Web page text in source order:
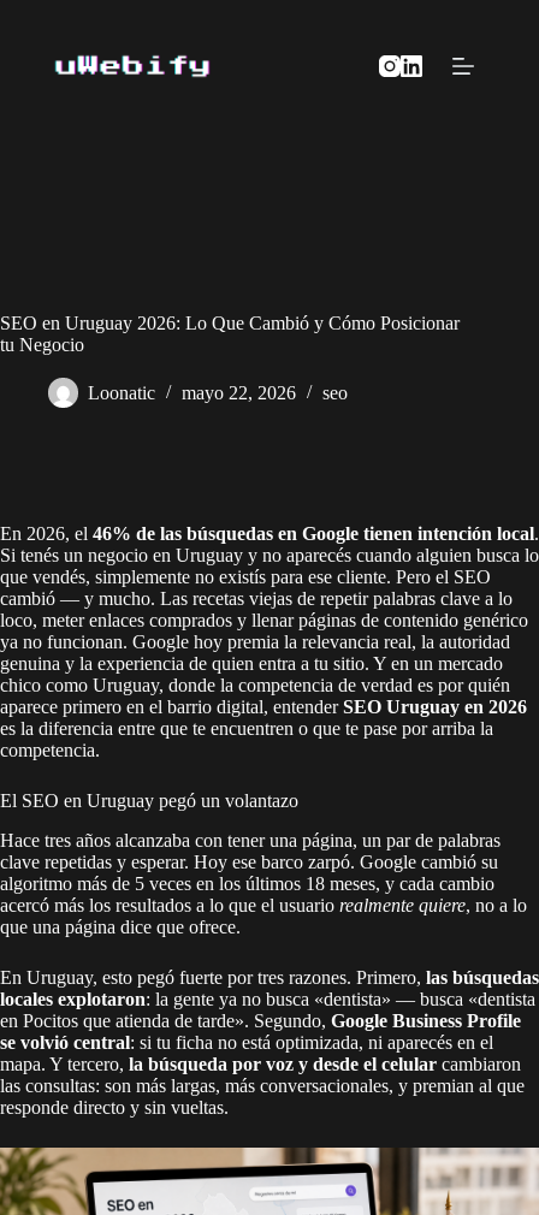
SEO en Uruguay 2026: Lo Que Cambió y Cómo Posicionar
tu Negocio
Loonatic mayo 22, 2026 seo
En 2026, el 46% de las búsquedas en Google tienen intención local.
Si tenés un negocio en Uruguay y no aparecés cuando alguien busca lo
que vendés, simplemente no existís para ese cliente. Pero el SEO
cambió — y mucho. Las recetas viejas de repetir palabras clave a lo
loco, meter enlaces comprados y llenar páginas de contenido genérico
ya no funcionan. Google hoy premia la relevancia real, la autoridad
genuina y la experiencia de quien entra a tu sitio. Y en un mercado
chico como Uruguay, donde la competencia de verdad es por quién
aparece primero en el barrio digital, entenderSEO Uruguay en 2026
es la diferencia entre que te encuentren o que te pase por arriba la
competencia.
El SEO en Uruguay pegó un volantazo
Hace tres años alcanzaba con tener una página, un par de palabras
clave repetidas y esperar. Hoy ese barco zarpó. Google cambió su
algoritmo más de 5 veces en los últimos 18 meses, y cada cambio
acercó más los resultados a lo que el usuario realmente quiere, no a lo
que una página dice que ofrece.
En Uruguay, esto pegó fuerte por tres razones. Primero, las búsquedas
locales explotaron: la gente ya no busca «dentista» — busca «dentista
en Pocitos que atienda de tarde». Segundo, Google Business Profile
se volvió central: si tu ficha no está optimizada, ni aparecés en el
mapa. Y tercero, la búsqueda por voz y desde el celular cambiaron
las consultas: son más largas, más conversacionales, y premian al que
responde directo y sin vueltas.